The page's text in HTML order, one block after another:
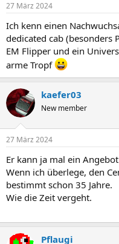
27 März 2024
Ich kenn einen
dedicated cab (besonders
EM Flipper und ein
arme Tropf
kaefer03
New member
27 März 2024
Er kann ja mal ein
Wenn ich überlege, den
bestimmt schon 35 Jahre.
Wie die Zeit vergeht.
Pflaugi